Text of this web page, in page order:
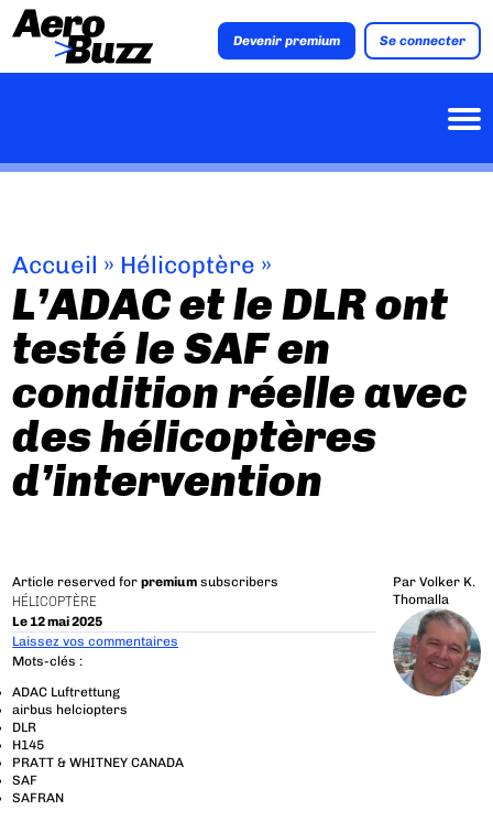
Devenir premium Se connecter
Accueil » Hélicoptère »
L’ADAC et le DLR ont
testé le SAF en
condition réelle avec
des hélicoptères
d’intervention
Article reserved forpremium subscribers
HÉLICOPTÈRE
Le 12 mai 2025
Par Volker K.
Thomalla
Laissez vos commentaires
Mots-clés :
ADAC Luftrettung
airbus helciopters
DLR
H145
PRATT & WHITNEY CANADA
SAF
SAFRAN